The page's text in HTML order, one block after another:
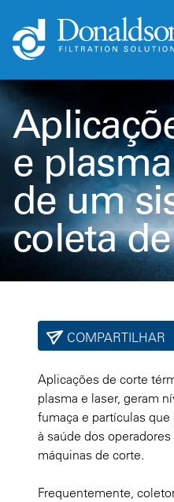
e
de um
coleta
COMPARTILHAR
Aplicações de corte
plasma e laser, geram
fumaça e partículas
à saúde dos
máquinas de corte.
Frequentemente,